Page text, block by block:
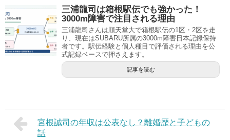
三浦龍司は箱根駅伝でも強かった！
3000m障害で注目される理由
三浦龍司さんは順天堂大で箱根駅伝の1区・2区を走
り、現在はSUBARU所属の3000m障害日本記録保持
者です。駅伝経験と個人種目で評価される理由を公
式記録ベースで押さえます。
記事を読む
宮根誠司の年収は公表なし？離婚歴と子どもの
話